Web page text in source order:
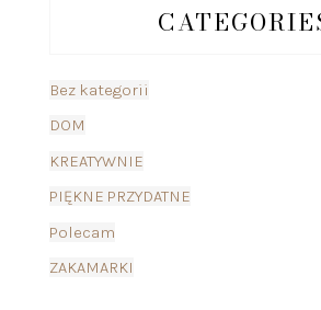
Bez kategorii
DOM
KREATYWNIE
PIĘKNE PRZYDATNE
Polecam
ZAKAMARKI